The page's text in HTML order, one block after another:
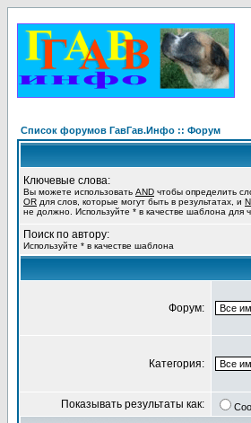
Список форумов ГавГав.Инфо :: Форум
Ключевые слова:
Вы можете использовать AND чтобы определить
OR для слов, которые могут быть в результатах, и
не должно. Используйте * в качестве шаблона для
Поиск по автору:
Используйте * в качестве шаблона
Форум:
Категория:
Показывать результаты как: